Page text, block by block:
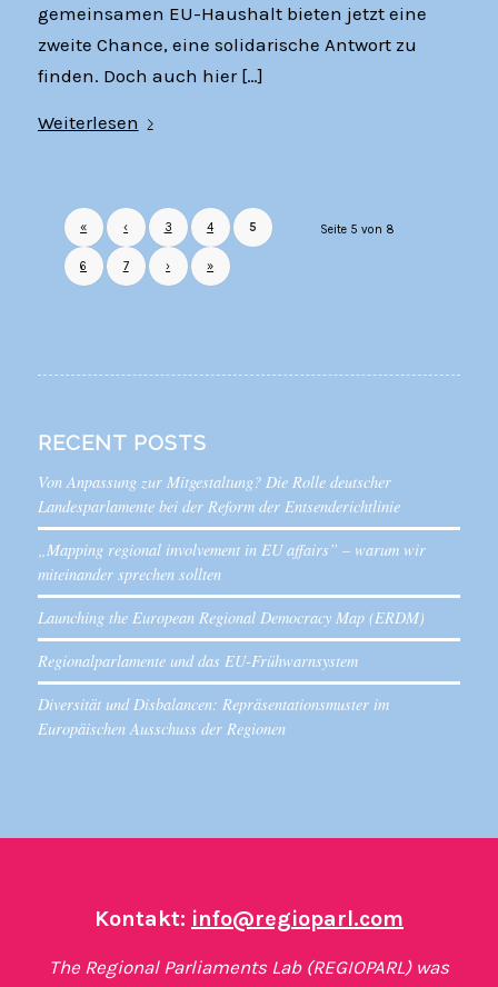
gemeinsamen EU-Haushalt bieten jetzt eine
zweite Chance, eine solidarische Antwort zu
finden. Doch auch hier […]
Weiterlesen
Seite 5 von 8
« ‹ 3 4 5
6 7 › »
RECENT POSTS
Von Anpassung zur Mitgestaltung? Die Rolle deutscher
Landesparlamente bei der Reform der Entsenderichtlinie
„Mapping regional involvement in EU affairs” – warum wir
miteinander sprechen sollten
Launching the European Regional Democracy Map (ERDM)
Regionalparlamente und das EU-Frühwarnsystem
Diversität und Disbalancen: Repräsentationsmuster im
Europäischen Ausschuss der Regionen
Kontakt: info@regioparl.com
The Regional Parliaments Lab (REGIOPARL) was